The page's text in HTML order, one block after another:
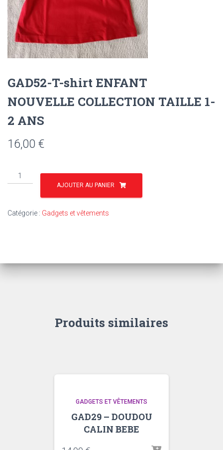
GAD52-T-shirt ENFANT
NOUVELLE COLLECTION TAILLE 1-
2 ANS
16,00 €
quantité
de
shirt
AJOUTER AU PANIER
Catégorie : Gadgets et vêtements
Produits similaires
GADGETS ET VÊTEMENTS
GAD29 – DOUDOU
CALIN BEBE